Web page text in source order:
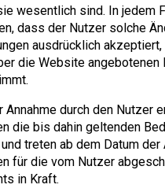
wesentlich sind. In jedem
dass der Nutzer solche
ausdrücklich
die Website angebotenen
Annahme durch den Nutzer
die bis dahin geltenden
treten ab dem Datum der
für die vom Nutzer
in Kraft.